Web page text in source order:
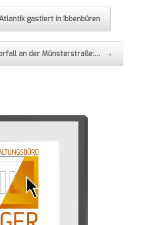
gastiert in Ibbenbüren
an der Münsterstraße:… →